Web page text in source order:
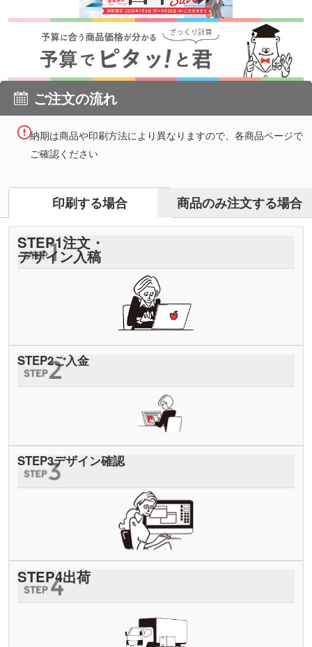
ご注文の流れ
納期は商品や印刷方法により異なりますので、各商品ページで
ご確認ください
印刷する場合 商品のみ注文する場合
STEP1注文・
デザイン入稿
STEP2ご入金
STEP3デザイン確認
STEP4出荷